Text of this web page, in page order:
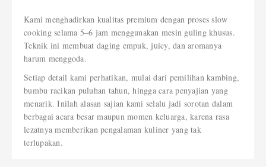
Kami menghadirkan kualitas premium dengan proses slow
cooking selama 5–6 jam menggunakan mesin guling khusus.
Teknik ini membuat daging empuk, juicy, dan aromanya
harum menggoda.
Setiap detail kami perhatikan, mulai dari pemilihan kambing,
bumbu racikan puluhan tahun, hingga cara penyajian yang
menarik. Inilah alasan sajian kami selalu jadi sorotan dalam
berbagai acara besar maupun momen keluarga, karena rasa
lezatnya memberikan pengalaman kuliner yang tak
terlupakan.